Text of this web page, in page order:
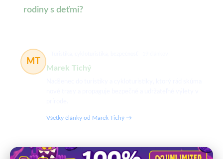
rodiny s deťmi?
MT
Marek Tichý
Všetky články od Marek Tichý →